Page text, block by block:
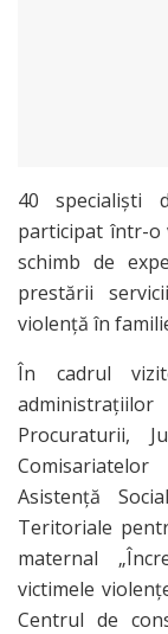
40 specialiști
participat într-o
schimb de
prestării
violență în
În cadrul
Procuraturii,
Asistență
Teritoriale
maternal
victimele
Centrul de